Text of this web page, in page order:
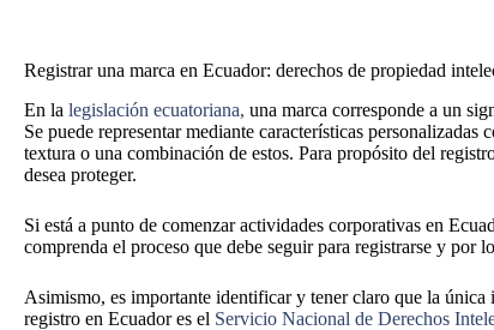
Registrar una marca en Ecuador: derechos de propiedad
En la legislación ecuatoriana, una marca corresponde a un
Se puede representar mediante características
textura o una combinación de estos. Para propósito del
desea proteger.
Si está a punto de comenzar actividades corporativas en
comprenda el proceso que debe seguir para registrarse y por
Asimismo, es importante identificar y tener claro que la
registro en Ecuador es el Servicio Nacional de Derechos